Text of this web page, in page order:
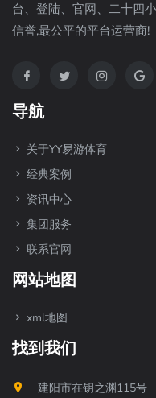
台、登陆、官网、二十四
信誉,最公平的平台运营商!
导航
关于YY易游体育
经典案例
资讯中心
集团服务
联系官网
网站地图
xml地图
找到我们
建阳市在钥之渊115号